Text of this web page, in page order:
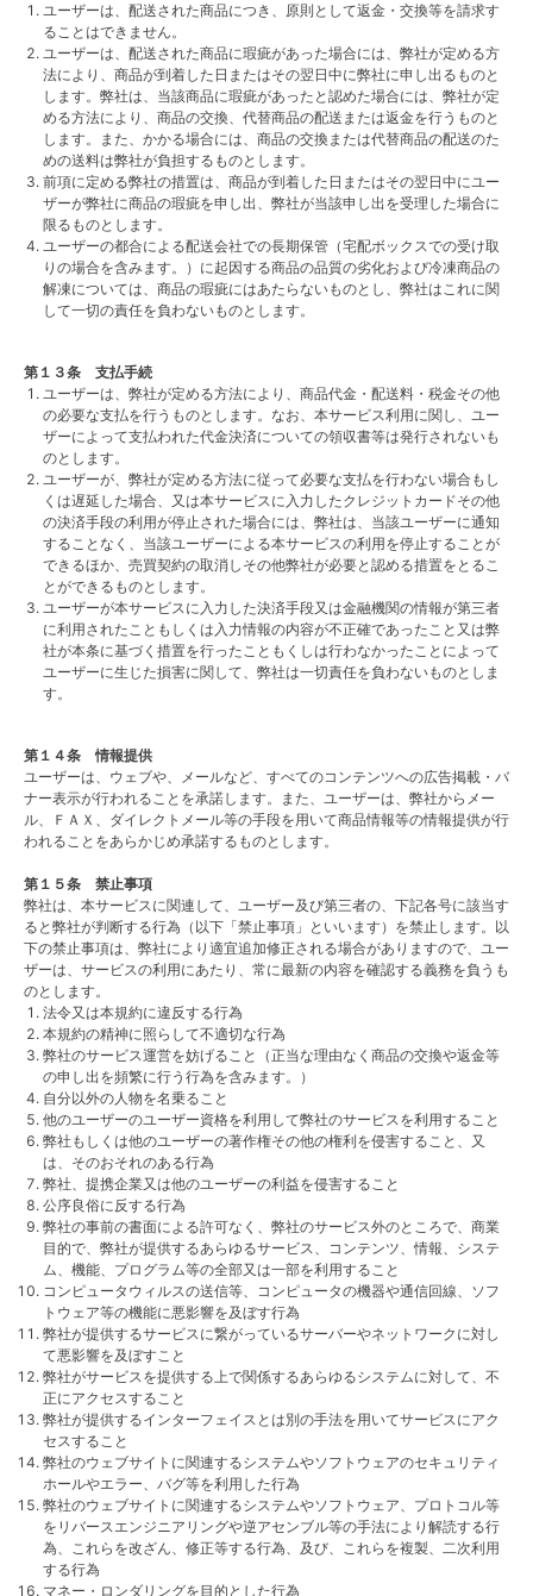
ユーザーは、配送された商品につき、原則として返金・交換等を請求す
ることはできません。
ユーザーは、配送された商品に瑕疵があった場合には、弊社が定める方
法により、商品が到着した日またはその翌日中に弊社に申し出るものと
します。弊社は、当該商品に瑕疵があったと認めた場合には、弊社が定
める方法により、商品の交換、代替商品の配送または返金を行うものと
します。また、かかる場合には、商品の交換または代替商品の配送のた
めの送料は弊社が負担するものとします。
前項に定める弊社の措置は、商品が到着した日またはその翌日中にユー
ザーが弊社に商品の瑕疵を申し出、弊社が当該申し出を受理した場合に
限るものとします。
ユーザーの都合による配送会社での長期保管（宅配ボックスでの受け取
りの場合を含みます。）に起因する商品の品質の劣化および冷凍商品の
解凍については、商品の瑕疵にはあたらないものとし、弊社はこれに関
して一切の責任を負わないものとします。
第１３条 支払手続
ユーザーは、弊社が定める方法により、商品代金・配送料・税金その他
の必要な支払を行うものとします。なお、本サービス利用に関し、ユー
ザーによって支払われた代金決済についての領収書等は発行されないも
のとします。
ユーザーが、弊社が定める方法に従って必要な支払を行わない場合もし
くは遅延した場合、又は本サービスに入力したクレジットカードその他
の決済手段の利用が停止された場合には、弊社は、当該ユーザーに通知
することなく、当該ユーザーによる本サービスの利用を停止することが
できるほか、売買契約の取消しその他弊社が必要と認める措置をとるこ
とができるものとします。
ユーザーが本サービスに入力した決済手段又は金融機関の情報が第三者
に利用されたこともしくは入力情報の内容が不正確であったこと又は弊
社が本条に基づく措置を行ったこともくしは行わなかったことによって
ユーザーに生じた損害に関して、弊社は一切責任を負わないものとしま
す。
第１４条 情報提供
ユーザーは、ウェブや、メールなど、すべてのコンテンツへの広告掲載・バ
ナー表示が行われることを承諾します。また、ユーザーは、弊社からメー
ル、ＦＡＸ、ダイレクトメール等の手段を用いて商品情報等の情報提供が行
われることをあらかじめ承諾するものとします。
第１５条 禁止事項
弊社は、本サービスに関連して、ユーザー及び第三者の、下記各号に該当す
ると弊社が判断する行為（以下「禁止事項」といいます）を禁止します。以
下の禁止事項は、弊社により適宜追加修正される場合がありますので、ユー
ザーは、サービスの利用にあたり、常に最新の内容を確認する義務を負うも
のとします。
法令又は本規約に違反する行為
本規約の精神に照らして不適切な行為
弊社のサービス運営を妨げること（正当な理由なく商品の交換や返金等
の申し出を頻繁に行う行為を含みます。）
自分以外の人物を名乗ること
他のユーザーのユーザー資格を利用して弊社のサービスを利用すること
弊社もしくは他のユーザーの著作権その他の権利を侵害すること、又
は、そのおそれのある行為
弊社、提携企業又は他のユーザーの利益を侵害すること
公序良俗に反する行為
弊社の事前の書面による許可なく、弊社のサービス外のところで、商業
目的で、弊社が提供するあらゆるサービス、コンテンツ、情報、システ
ム、機能、プログラム等の全部又は一部を利用すること
コンピュータウィルスの送信等、コンピュータの機器や通信回線、ソフ
トウェア等の機能に悪影響を及ぼす行為
弊社が提供するサービスに繋がっているサーバーやネットワークに対し
て悪影響を及ぼすこと
弊社がサービスを提供する上で関係するあらゆるシステムに対して、不
正にアクセスすること
弊社が提供するインターフェイスとは別の手法を用いてサービスにアク
セスすること
弊社のウェブサイトに関連するシステムやソフトウェアのセキュリティ
ホールやエラー、バグ等を利用した行為
弊社のウェブサイトに関連するシステムやソフトウェア、プロトコル等
をリバースエンジニアリングや逆アセンブル等の手法により解読する行
為、これらを改ざん、修正等する行為、及び、これらを複製、二次利用
する行為
マネー・ロンダリングを目的とした行為